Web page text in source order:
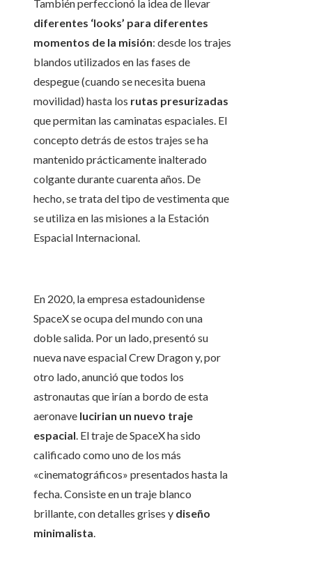
También perfeccionó la idea de llevar
diferentes ‘looks’ para diferentes
momentos de la misión: desde los trajes
blandos utilizados en las fases de
despegue (cuando se necesita buena
movilidad) hasta los rutas presurizadas
que permitan las caminatas espaciales. El
concepto detrás de estos trajes se ha
mantenido prácticamente inalterado
colgante durante cuarenta años. De
hecho, se trata del tipo de vestimenta que
se utiliza en las misiones a la Estación
Espacial Internacional.
En 2020, la empresa estadounidense
SpaceX se ocupa del mundo con una
doble salida. Por un lado, presentó su
nueva nave espacial Crew Dragon y, por
otro lado, anunció que todos los
astronautas que irían a bordo de esta
aeronave lucirian un nuevo traje
espacial. El traje de SpaceX ha sido
calificado como uno de los más
«cinematográficos» presentados hasta la
fecha. Consiste en un traje blanco
brillante, con detalles grises y diseño
minimalista.